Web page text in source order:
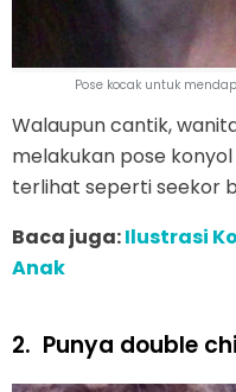
Pose kocak untuk
Walaupun cantik,
melakukan pose
terlihat seperti seekor
Baca juga:Ilustrasi
Anak
2. Punya double